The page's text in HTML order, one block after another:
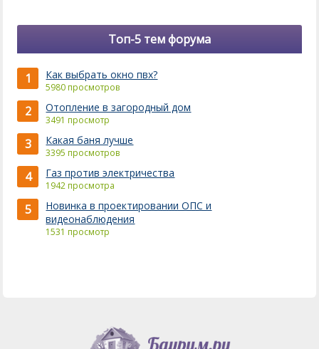
Топ-5 тем форума
1 Как выбрать окно пвх?
5980 просмотров
2 Отопление в загородный дом
3491 просмотр
3 Какая баня лучше
3395 просмотров
4 Газ против электричества
1942 просмотра
5
Новинка в проектировании ОПС и
видеонаблюдения
1531 просмотр